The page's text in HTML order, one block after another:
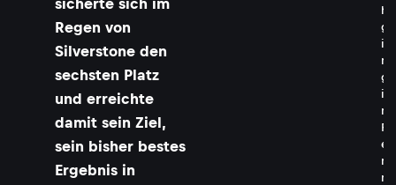
sicherte sich im
Regen von
Silverstone den
sechsten Platz
und erreichte
damit sein Ziel,
sein bisher bestes
Ergebnis in
h
g
i
n
g
i
m
R
e
n
n